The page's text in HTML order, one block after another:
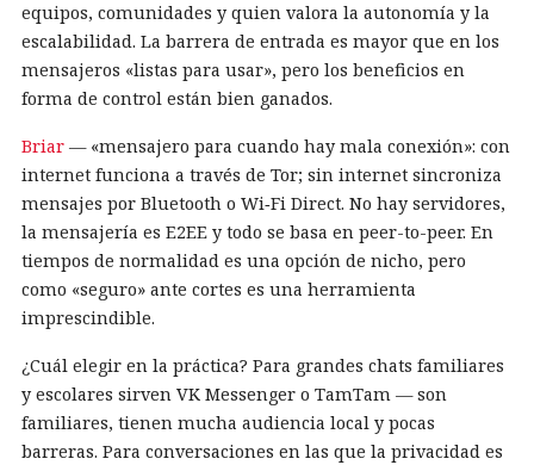
equipos, comunidades y quien valora la autonomía y la
escalabilidad. La barrera de entrada es mayor que en los
mensajeros «listas para usar», pero los beneficios en
forma de control están bien ganados.
Briar — «mensajero para cuando hay mala conexión»: con
internet funciona a través de Tor; sin internet sincroniza
mensajes por Bluetooth o Wi‑Fi Direct. No hay servidores,
la mensajería es E2EE y todo se basa en peer-to-peer. En
tiempos de normalidad es una opción de nicho, pero
como «seguro» ante cortes es una herramienta
imprescindible.
¿Cuál elegir en la práctica? Para grandes chats familiares
y escolares sirven VK Messenger o TamTam — son
familiares, tienen mucha audiencia local y pocas
barreras. Para conversaciones en las que la privacidad es